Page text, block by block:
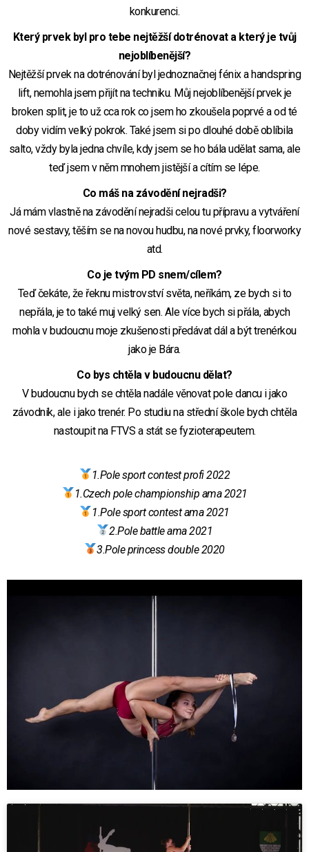
konkurenci.
Který prvek byl pro tebe nejtěžší dotrénovat a který je tvůj
nejoblíbenější?
Nejtěžší prvek na dotrénování byl jednoznačnej fénix a handspring
lift, nemohla jsem přijít na techniku. Můj nejoblíbenější prvek je
broken split, je to už cca rok co jsem ho zkoušela poprvé a od té
doby vidím velký pokrok. Také jsem si po dlouhé době oblíbila
salto, vždy byla jedna chvíle, kdy jsem se ho bála udělat sama, ale
teď jsem v něm mnohem jistější a cítím se lépe.
Co máš na závodění nejradši?
Já mám vlastně na závodění nejradši celou tu přípravu a vytváření
nové sestavy, těším se na novou hudbu, na nové prvky, floorworky
atd.
Co je tvým PD snem/cílem?
Teď čekáte, že řeknu mistrovství světa, neříkám, ze bych si to
nepřála, je to také muj velký sen. Ale více bych si přála, abych
mohla v budoucnu moje zkušenosti předávat dál a být trenérkou
jako je Bára.
Co bys chtěla v budoucnu dělat?
V budoucnu bych se chtěla nadále věnovat pole dancu i jako
závodník, ale i jako trenér. Po studiu na střední škole bych chtěla
nastoupit na FTVS a stát se fyzioterapeutem.
1.Pole sport contest profi 2022
1.Czech pole championship ama 2021
1.Pole sport contest ama 2021
2.Pole battle ama 2021
3.Pole princess double 2020